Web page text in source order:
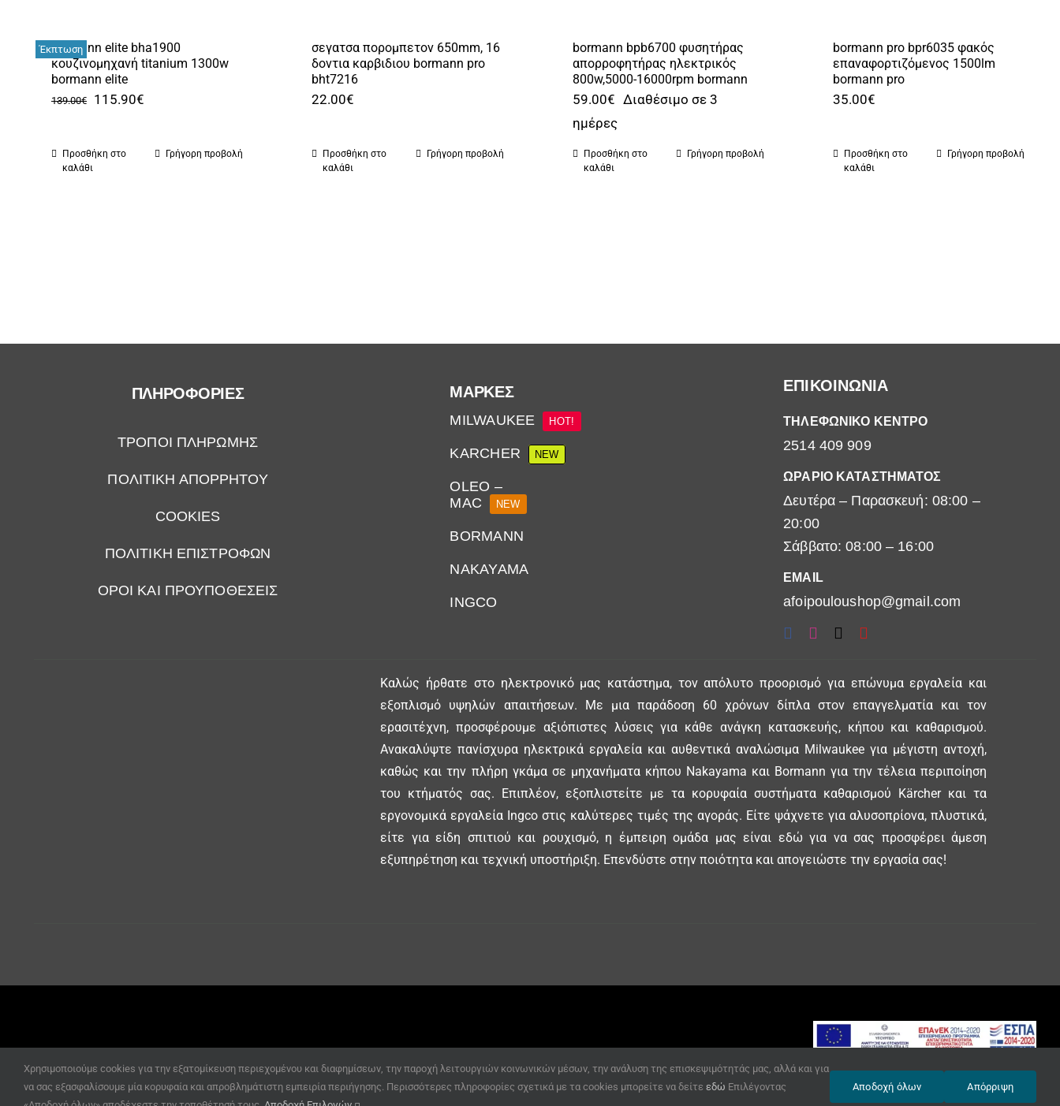
Έκπτωση
bormann elite bha1900
κουζινομηχανή titanium 1300w
bormann elite
139.00€
Original
was:
115.90€
τιμή
Προσθήκη στο
καλάθι
Γρήγορη προβολή
σεγατσα πορομπετον 650mm, 16
δοντια καρβιδιου bormann pro
bht7216
22.00€
Προσθήκη στο
καλάθι
Γρήγορη προβολή
bormann bpb6700 φυσητήρας
απορροφητήρας ηλεκτρικός
800w,5000-16000rpm bormann
59.00€ Διαθέσιμο σε 3
ημέρες
Προσθήκη στο
καλάθι
Γρήγορη προβολή
bormann pro bpr6035 φακός
επαναφορτιζόμενος 1500lm
bormann pro
35.00€
Προσθήκη στο
καλάθι
Γρήγορη προβολή
ΠΛΗΡΟΦΟΡΙΕΣ
ΤΡΟΠΟΙ ΠΛΗΡΩΜΗΣ
ΠΟΛΙΤΙΚΗ ΑΠΟΡΡΗΤΟΥ
COOKIES
ΠΟΛΙΤΙΚΗ ΕΠΙΣΤΡΟΦΩΝ
ΟΡΟΙ ΚΑΙ ΠΡΟΥΠΟΘΕΣΕΙΣ
ΜΆΡΚΕΣ
MILWAUKEE HOT!
KARCHER NEW
OLEO –
MAC
NEW
BORMANN
NAKAYAMA
INGCO
ΕΠΙΚΟΙΝΩΝΙΑ
ΤΗΛΕΦΩΝΙΚΟ ΚΕΝΤΡΟ
2514 409 909
ΩΡΑΡΙΟ ΚΑΤΑΣΤΗΜΑΤΟΣ
Δευτέρα – Παρασκευή: 08:00 –
20:00
Σάββατο: 08:00 – 16:00
EMAIL
afoipouloushop@gmail.com
Καλώς ήρθατε στο ηλεκτρονικό μας κατάστημα, τον απόλυτο προορισμό για επώνυμα εργαλεία και
εξοπλισμό υψηλών απαιτήσεων. Με μια παράδοση 60 χρόνων δίπλα στον επαγγελματία και τον
ερασιτέχνη, προσφέρουμε αξιόπιστες λύσεις για κάθε ανάγκη κατασκευής, κήπου και καθαρισμού.
Ανακαλύψτε πανίσχυρα ηλεκτρικά εργαλεία και αυθεντικά αναλώσιμα Milwaukee για μέγιστη αντοχή,
καθώς και την πλήρη γκάμα σε μηχανήματα κήπου Nakayama και Bormann για την τέλεια περιποίηση
του κτήματός σας. Επιπλέον, εξοπλιστείτε με τα κορυφαία συστήματα καθαρισμού Kärcher και τα
εργονομικά εργαλεία Ingco στις καλύτερες τιμές της αγοράς. Είτε ψάχνετε για αλυσοπρίονα, πλυστικά,
είτε για είδη σπιτιού και ρουχισμό, η έμπειρη ομάδα μας είναι εδώ για να σας προσφέρει άμεση
εξυπηρέτηση και τεχνική υποστήριξη. Επενδύστε στην ποιότητα και απογειώστε την εργασία σας!
© Copyright 2020 GFT –
κατασκευή
Χρησιμοποιούμε cookies για την εξατομίκευση περιεχομένου και διαφημίσεων, την παροχή λειτουργιών κοινωνικών μέσων, την ανάλυση της επισκεψιμότητάς μας, αλλά και για
να σας εξασφαλίσουμε μία κορυφαία και απροβλημάτιστη εμπειρία περιήγησης. Περισσότερες πληροφορίες σχετικά με τα cookies μπορείτε να δείτε εδώ Επιλέγοντας
Αποδοχή όλων Απόρριψη